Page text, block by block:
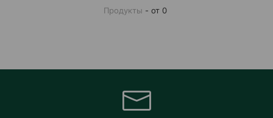
Как главное нововведение; Мы усиливаем наши
Alltech — ведущая компания в отрасли,
базирующаяся в Америке , которая стремится
Продукты - от 0